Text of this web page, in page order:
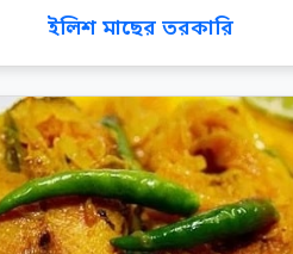
ইলিশ মাছের তরকারি